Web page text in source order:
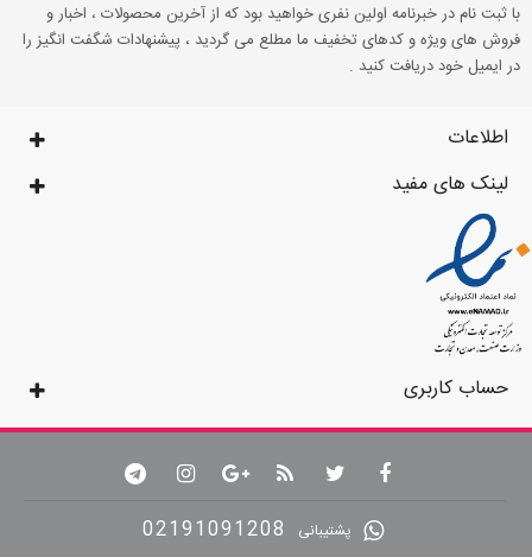
با ثبت نام در خبرنامه اولین نفری خواهید بود که از آخرین محصولات ، اخبار و
فروش های ویژه و کدهای تخفیف ما مطلع می گردید ، پیشنهادات شگفت انگیز را
در ایمیل خود دریافت کنید .
اطلاعات
لینک های مفید
حساب کاربری
پشتیبانی 02191091208